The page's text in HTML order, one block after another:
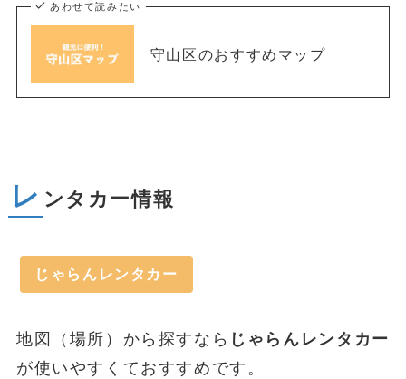
あわせて読みたい
守山区のおすすめマップ
レ ンタカー情報
じゃらんレンタカー
地図（場所）から探すなら じゃらんレンタカー
が使いやすくておすすめです。